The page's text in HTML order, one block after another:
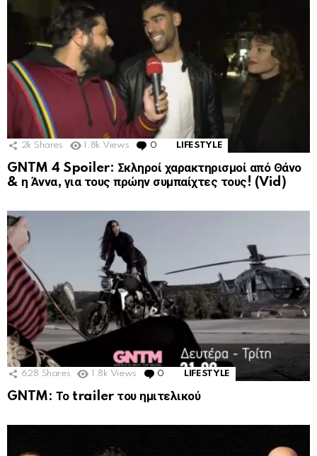
2k Shares 1.8k Views 0 Comments
LIFESTYLE
GNTM 4 Spoiler: Σκληροί χαρακτηρισμοί από Θάνο
& η Άννα, για τους πρώην συμπαίχτες τους! (Vid)
628 Shares 1.8k Views 0 Comments
LIFESTYLE
GNTM: Το trailer του ημιτελικού